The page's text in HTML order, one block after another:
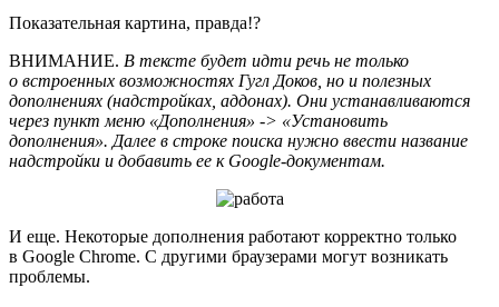
Показательная картина, правда!?
ВНИМАНИЕ. В тексте будет идти речь не только
о встроенных возможностях Гугл Доков, но и полезных
дополнениях (надстройках, аддонах). Они устанавливаются
через пункт меню «Дополнения» -> «Установить
дополнения». Далее в строке поиска нужно ввести название
надстройки и добавить ее к Google-документам.
И еще. Некоторые дополнения работают корректно только
в Google Chrome. С другими браузерами могут возникать
проблемы.